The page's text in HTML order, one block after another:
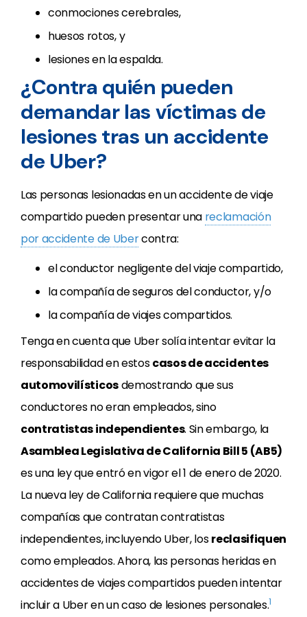
conmociones cerebrales,
huesos rotos, y
lesiones en la espalda.
¿Contra quién pueden
demandar las víctimas de
lesiones tras un accidente
de Uber?
Las personas lesionadas en un accidente de viaje
compartido pueden presentar una reclamación
por accidente de Ubercontra:
el conductor negligente del viaje compartido,
la compañía de seguros del conductor, y/o
la compañía de viajes compartidos.
Tenga en cuenta que Uber solía intentar evitar la
responsabilidad en estoscasos de accidentes
automovilísticosdemostrando que sus
conductores no eran empleados, sino
contratistas independientes. Sin embargo, la
Asamblea Legislativa de California Bill 5 (AB5)
es una ley que entró en vigor el 1 de enero de 2020.
La nueva ley de California requiere que muchas
compañías que contratan contratistas
independientes, incluyendo Uber, losreclasifiquen
como empleados. Ahora, las personas heridas en
accidentes de viajes compartidos pueden intentar
incluir a Uber en un caso de lesiones personales.1